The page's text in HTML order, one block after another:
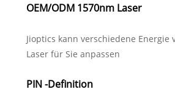
OEM/ODM 1570nm Laser
Jioptics kann verschiedene Energie
Laser für Sie anpassen
PIN -Definition